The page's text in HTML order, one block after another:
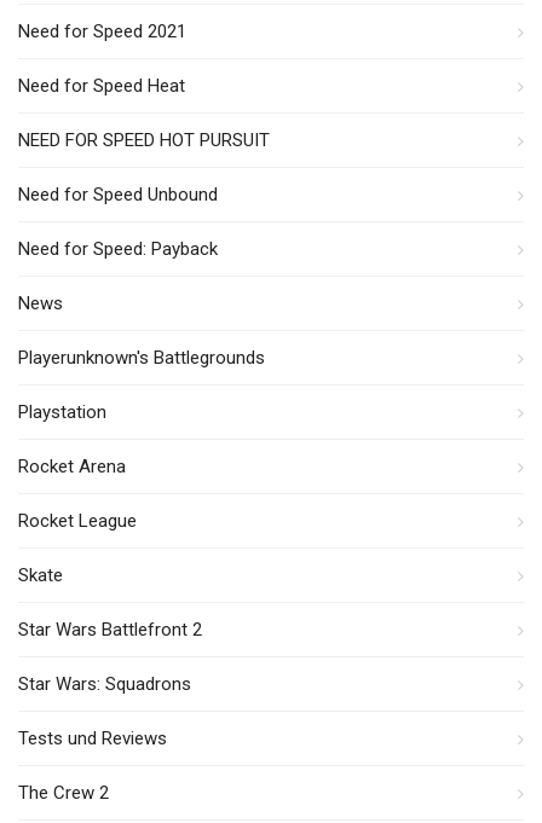
Need for Speed 2021
Need for Speed Heat
NEED FOR SPEED HOT PURSUIT
Need for Speed Unbound
Need for Speed: Payback
News
Playerunknown's Battlegrounds
Playstation
Rocket Arena
Rocket League
Skate
Star Wars Battlefront 2
Star Wars: Squadrons
Tests und Reviews
The Crew 2